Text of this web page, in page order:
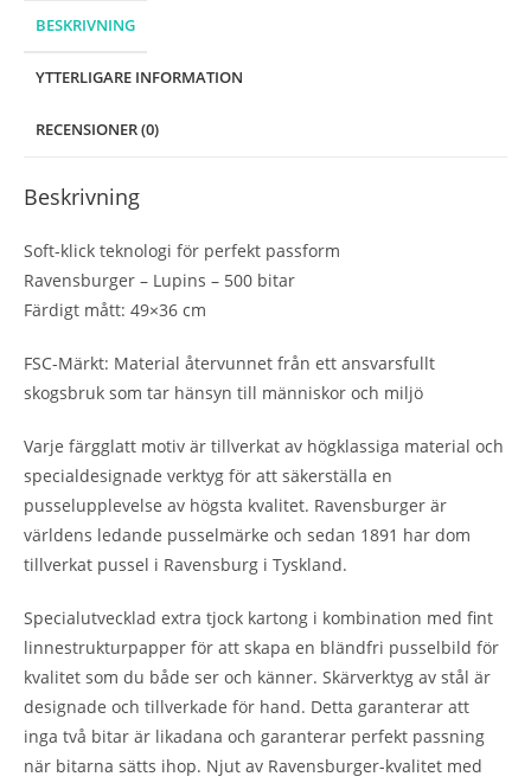
BESKRIVNING
YTTERLIGARE INFORMATION
RECENSIONER (0)
Beskrivning
Soft-klick teknologi för perfekt passform
Ravensburger – Lupins – 500 bitar
Färdigt mått: 49×36 cm
FSC-Märkt: Material återvunnet från ett ansvarsfullt
skogsbruk som tar hänsyn till människor och miljö
Varje färgglatt motiv är tillverkat av högklassiga material och
specialdesignade verktyg för att säkerställa en
pusselupplevelse av högsta kvalitet. Ravensburger är
världens ledande pusselmärke och sedan 1891 har dom
tillverkat pussel i Ravensburg i Tyskland.
Specialutvecklad extra tjock kartong i kombination med fint
linnestrukturpapper för att skapa en bländfri pusselbild för
kvalitet som du både ser och känner. Skärverktyg av stål är
designade och tillverkade för hand. Detta garanterar att
inga två bitar är likadana och garanterar perfekt passning
när bitarna sätts ihop. Njut av Ravensburger-kvalitet med